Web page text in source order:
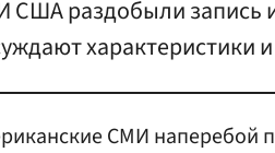
США раздобыли запись
характеристики
СМИ наперебой